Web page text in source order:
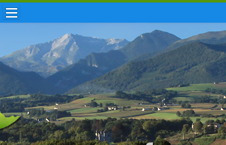
ACCUEIL / INFOS
MUNICIPALITÉ
VIE LOCALE
ENFANCE
TOURISME
HISTOIRE